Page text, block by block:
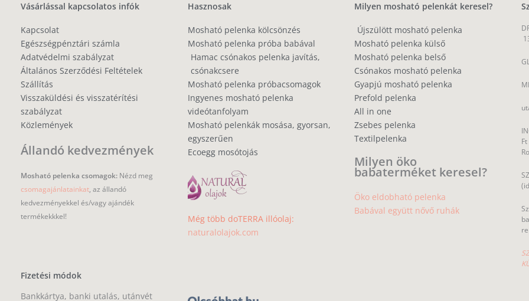
Vásárlással kapcsolatos infók
Kapcsolat
Egészségpénztári számla
Adatvédelmi szabályzat
Általános Szerződési Feltételek
Szállítás
Visszaküldési és visszatérítési
szabályzat
Közlemények
Állandó kedvezmények
Mosható pelenka csomagok: Nézd meg
csomagajánlatainkat, az állandó
kedvezményekkel és/vagy ajándék
termékekkkel!
Fizetési módok
Bankkártya, banki utalás, utánvét
Hasznosak
Mosható pelenka kölcsönzés
Mosható pelenka próba babával
Hamac csónakos pelenka javítás,
csónakcsere
Mosható pelenka próbacsomagok
Ingyenes mosható pelenka
videótanfolyam
Mosható pelenkák mosása, gyorsan,
egyszerűen
Ecoegg mosótojás
Még több doTERRA illóolaj:
naturalolajok.com
Milyen mosható pelenkát keresel?
Újszülött mosható pelenka
Mosható pelenka külső
Mosható pelenka belső
Csónakos mosható pelenka
Gyapjú mosható pelenka
Prefold pelenka
All in one
Zsebes pelenka
Textilpelenka
Milyen öko
babaterméket keresel?
Öko eldobható pelenka
Babával együtt nővő ruhák